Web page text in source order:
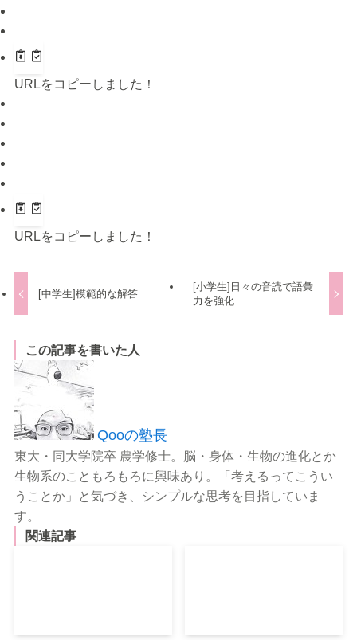
URLをコピーしました！
URLをコピーしました！
[中学生]模範的な解答
[小学生]日々の音読で語彙
力を強化
この記事を書いた人
Qooの塾長
東大・同大学院卒 農学修士。脳・身体・生物の進化とか
生物系のこともろもろに興味あり。「考えるってこうい
うことか」と気づき、シンプルな思考を目指していま
す。
関連記事